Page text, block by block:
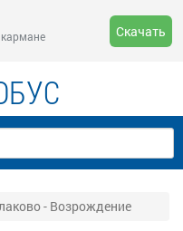
Скачать
- Возрождение